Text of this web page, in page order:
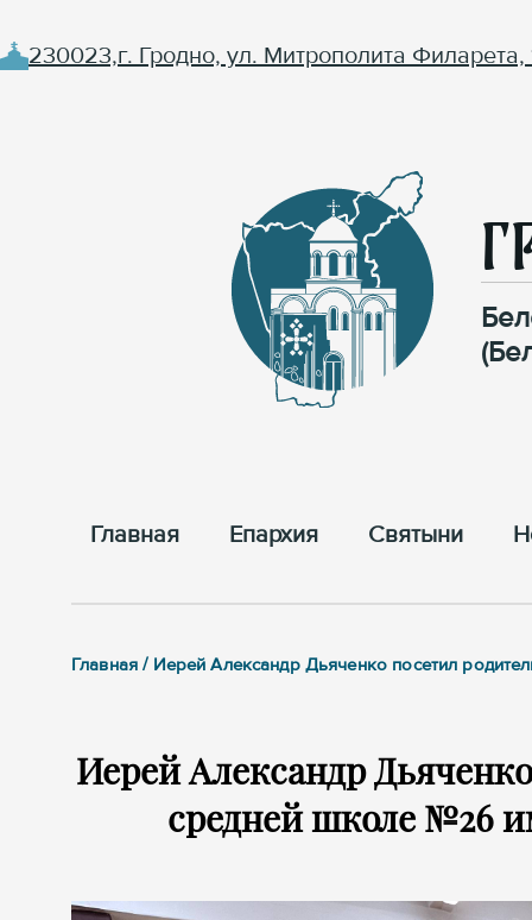
230023,г. Гродно, ул. Митрополита Филарета,
Главная Епархия Cвятыни
Главная / Иерей Александр Дьяченко посетил
Иерей Александр
средней школе №26